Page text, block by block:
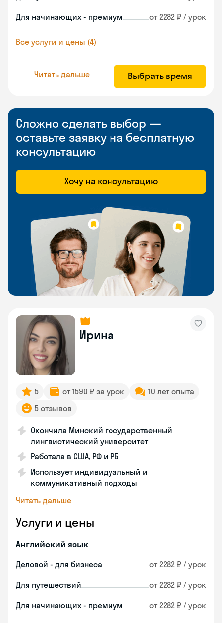
Для начинающих - премиум от 2282 ₽ / урок
Все услуги и цены (4)
Читать дальше Выбрать время
Сложно сделать выбор —
оставьте заявку на бесплатную
консультацию
Хочу на консультацию
Ирина
5 от 1590 ₽ за урок
10 лет опыта
5 отзывов
Окончила Минский государственный
лингвистический университет
Работала в США, РФ и РБ
Использует индивидуальный и
коммуникативный подходы
Читать дальше
Услуги и цены
Английский язык
Деловой - для бизнеса от 2282 ₽ / урок
Для путешествий от 2282 ₽ / урок
Для начинающих - премиум от 2282 ₽ / урок